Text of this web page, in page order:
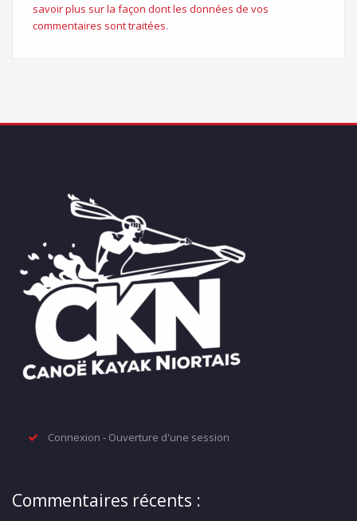
savoir plus sur la façon dont les données de vos
commentaires sont traitées.
Connexion - Ouverture d'une session
Commentaires récents :